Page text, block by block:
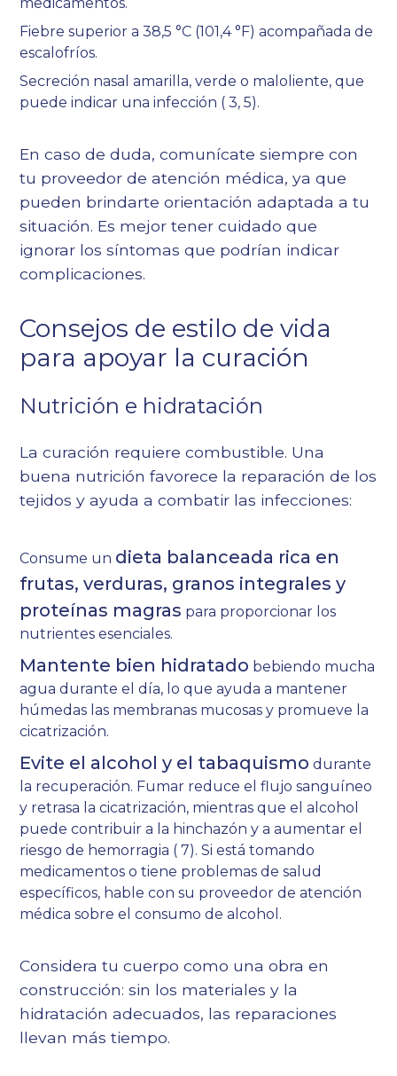
medicamentos.
Fiebre superior a 38,5 °C (101,4 °F) acompañada de
escalofríos.
Secreción nasal amarilla, verde o maloliente, que
puede indicar una infección (3,5).
En caso de duda, comunícate siempre con
tu proveedor de atención médica, ya que
pueden brindarte orientación adaptada a tu
situación. Es mejor tener cuidado que
ignorar los síntomas que podrían indicar
complicaciones.
Consejos de estilo de vida
para apoyar la curación
Nutrición e hidratación
La curación requiere combustible. Una
buena nutrición favorece la reparación de los
tejidos y ayuda a combatir las infecciones:
Consume un dieta balanceada rica en
frutas, verduras, granos integrales y
proteínas magras para proporcionar los
nutrientes esenciales.
Mantente bien hidratado bebiendo mucha
agua durante el día, lo que ayuda a mantener
húmedas las membranas mucosas y promueve la
cicatrización.
Evite el alcohol y el tabaquismo durante
la recuperación. Fumar reduce el flujo sanguíneo
y retrasa la cicatrización, mientras que el alcohol
puede contribuir a la hinchazón y a aumentar el
riesgo de hemorragia (7). Si está tomando
medicamentos o tiene problemas de salud
específicos, hable con su proveedor de atención
médica sobre el consumo de alcohol.
Considera tu cuerpo como una obra en
construcción: sin los materiales y la
hidratación adecuados, las reparaciones
llevan más tiempo.